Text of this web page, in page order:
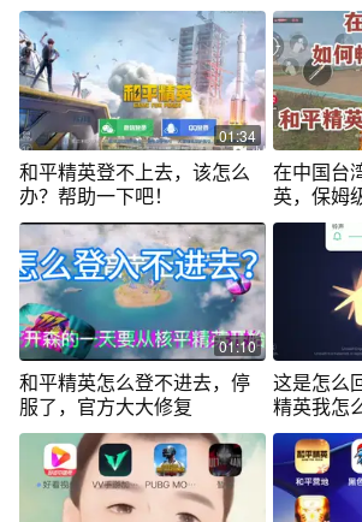
01:34
和平精英登不上去，该怎么
办？帮助一下吧！
在中国台
英，保姆
解决攻略
01:10
和平精英怎么登不进去，停
服了，官方大大修复
这是怎么
精英我怎